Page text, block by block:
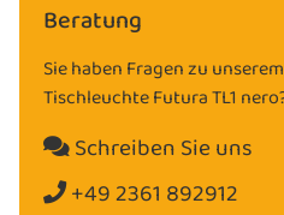
Beratung
Sie haben Fragen zu
Tischleuchte Futura TL1
Schreiben Sie uns
+49 2361 892912